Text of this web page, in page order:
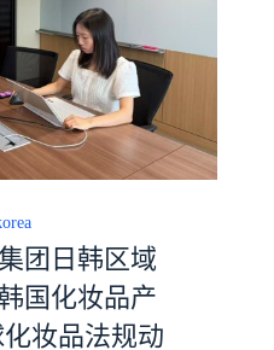
团日韩区域
国化妆品产
妆品法规动